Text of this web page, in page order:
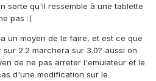
sorte qu'il ressemble à une tablette
pas :(
un moyen de le faire, et est ce que
2.2 marchera sur 3.0? aussi on
de ne pas arreter l'emulateur et le
d'une modification sur le